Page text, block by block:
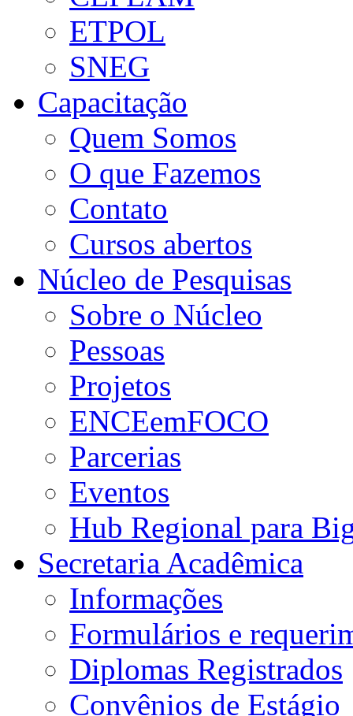
ETPOL
SNEG
Capacitação
Quem Somos
O que Fazemos
Contato
Cursos abertos
Núcleo de Pesquisas
Sobre o Núcleo
Pessoas
Projetos
ENCEemFOCO
Parcerias
Eventos
Hub Regional para
Secretaria Acadêmica
Informações
Formulários e
Diplomas Registrados
Convênios de Estágio